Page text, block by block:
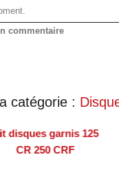
commentaire
catégorie :
disques garnis 125
CR 250 CRF